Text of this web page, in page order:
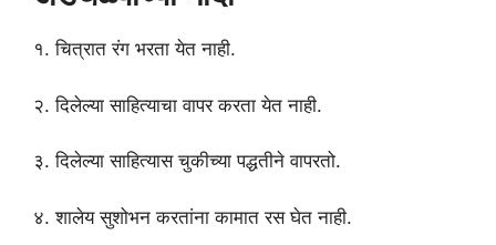
१. चित्रात रंग भरता येत नाही.
२. दिलेल्या साहित्याचा वापर करता येत नाही.
३. दिलेल्या साहित्यास चुकीच्या पद्धतीने वापरतो.
४. शालेय सुशोभन करतांना कामात रस घेत नाही.